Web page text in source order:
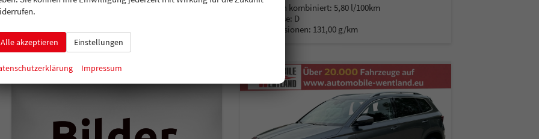
Verbrauch kombiniert:
5,90 l/100km
CO2-Emissionen:134,00 g/km
Verbrauch kombiniert:5,80 l/100km
-Klasse: D
-Emissionen: 131,00 g/km
Alle akzeptieren Einstellungen
Impressum